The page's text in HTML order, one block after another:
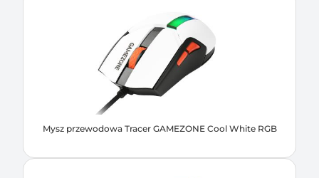
Mysz przewodowa Tracer GAMEZONE Cool White RGB